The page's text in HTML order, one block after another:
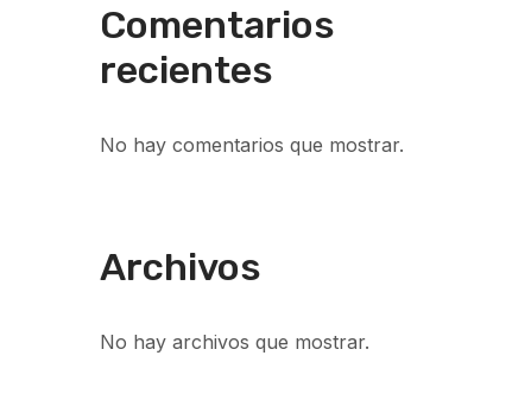
Comentarios
recientes
No hay comentarios que mostrar.
Archivos
No hay archivos que mostrar.